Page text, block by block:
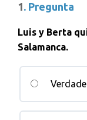
1. Pregunta
Luis y Berta
Salamanca.